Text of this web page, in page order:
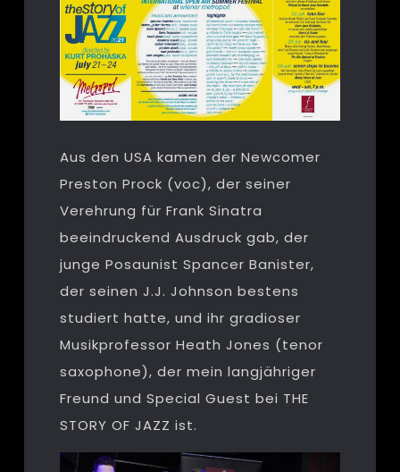
Aus den USA kamen der Newcomer
Preston Prock (voc), der seiner
Verehrung für Frank Sinatra
beeindruckend Ausdruck gab, der
junge Posaunist Spancer Banister,
der seinen J.J. Johnson bestens
studiert hatte, und ihr gradioser
Musikprofessor Heath Jones (tenor
saxophone), der mein langjähriger
Freund und Special Guest bei THE
STORY OF JAZZ ist.